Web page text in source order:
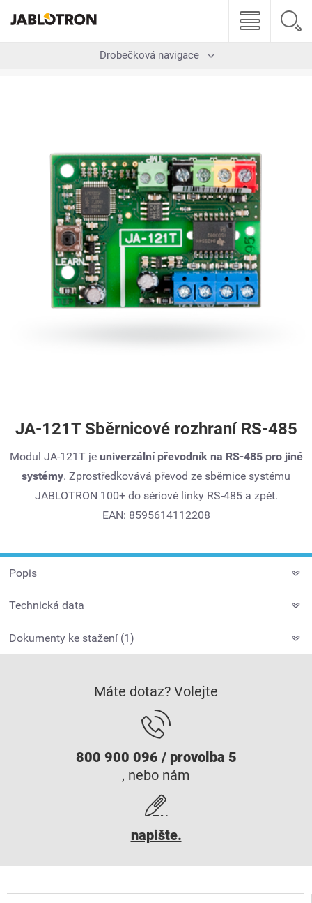
Drobečková navigace
JA-121T Sběrnicové rozhraní RS-485
Modul JA-121T je univerzální převodník na RS-485 pro jiné
systémy. Zprostředkovává převod ze sběrnice systému
JABLOTRON 100+ do sériové linky RS-485 a zpět.
EAN: 8595614112208
Popis
Technická data
Dokumenty ke stažení (1)
Máte dotaz? Volejte
800 900 096 / provolba 5
, nebo nám
napište.